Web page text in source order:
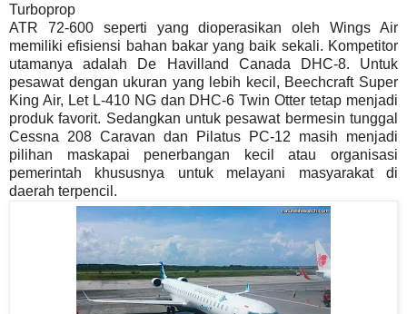
Turboprop
ATR 72-600 seperti yang dioperasikan oleh Wings Air
memiliki efisiensi bahan bakar yang baik sekali. Kompetitor
utamanya adalah De Havilland Canada DHC-8. Untuk
pesawat dengan ukuran yang lebih kecil, Beechcraft Super
King Air, Let L-410 NG dan DHC-6 Twin Otter tetap menjadi
produk favorit. Sedangkan untuk pesawat bermesin tunggal
Cessna 208 Caravan dan Pilatus PC-12 masih menjadi
pilihan maskapai penerbangan kecil atau organisasi
pemerintah khususnya untuk melayani masyarakat di
daerah terpencil.